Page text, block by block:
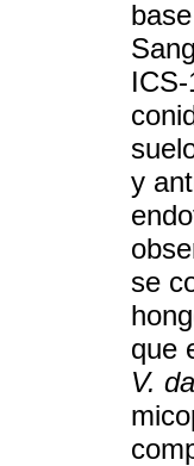
y
se
que
V.